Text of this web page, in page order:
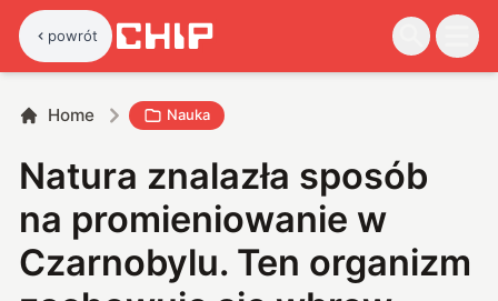
powrót
Home Nauka
Natura znalazła sposób
na promieniowanie w
Czarnobylu. Ten organizm